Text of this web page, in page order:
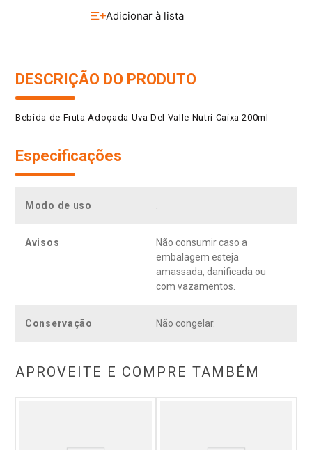
DESCRIÇÃO DO PRODUTO
Bebida de Fruta Adoçada Uva Del Valle Nutri Caixa 200ml
Especificações
Modo de uso .
Avisos
Não consumir caso a
embalagem esteja
amassada, danificada ou
com vazamentos.
Conservação Não congelar.
APROVEITE E COMPRE TAMBÉM